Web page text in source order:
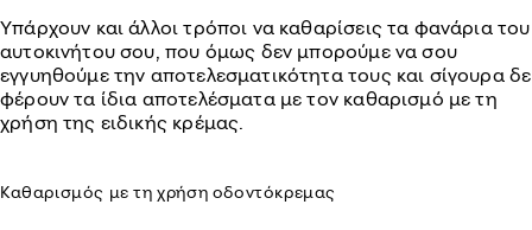
Υπάρχουν και άλλοι τρόποι να καθαρίσεις τα φανάρια του
αυτοκινήτου σου, που όμως δεν μπορούμε να σου
εγγυηθούμε την αποτελεσματικότητα τους και σίγουρα δε
φέρουν τα ίδια αποτελέσματα με τον καθαρισμό με τη
χρήση της ειδικής κρέμας.
Καθαρισμός με τη χρήση οδοντόκρεμας